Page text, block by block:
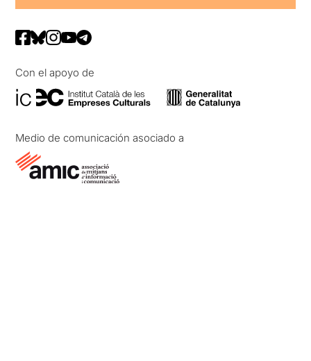
Con el apoyo de
Medio de comunicación asociado a